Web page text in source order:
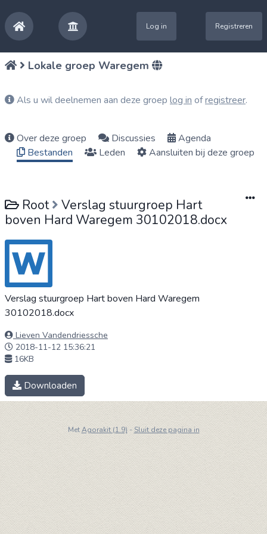
Log in Registreren
Lokale groep Waregem
Als u wil deelnemen aan deze groep log in ofregistreer.
Over deze groep Discussies
Agenda
Bestanden
Leden Aansluiten bij deze groep
Root
Verslag stuurgroep Hart
boven Hard Waregem 30102018.docx
Verslag stuurgroep Hart boven Hard Waregem
30102018.docx
Lieven Vandendriessche
2018-11-12 15:36:21
16KB
Downloaden
MetAgorakit (1.9) - Sluit deze pagina in